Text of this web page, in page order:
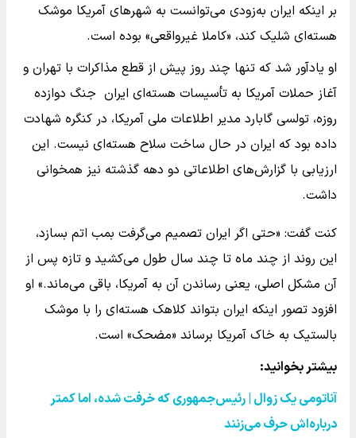
بر اینکه ایران به‌زودی می‌توانست به شهرهای آمریکا موشک
هسته‌ای شلیک کند، «کاملا غیرواقعی» بوده است.
او یادآور شد که تنها چند روز پیش از قطع مذاکرات با تهران و
آغاز حملات آمریکا به تأسیسات هسته‌ای ایران جنگ دوازده
روزه، تولسی گابارد مدیر اطلاعات ملی آمریکا، در کنگره شهادت
داده بود که ایران در حال ساخت سلاح هسته‌ای نیست. این
ارزیابی با گزارش‌های اطلاعاتی دو دهه گذشته نیز همخوانی
داشت.
کنت گفت: «حتی اگر ایران تصمیم می‌گرفت بمب اتم بسازد،
این روند از چند ماه تا چند سال طول می‌کشید و تازه پس از
آن مشکل اصلی، یعنی رساندن آن به آمریکا، باقی می‌ماند.» او
افزود تصور اینکه ایران بتواند کلاهک هسته‌ای را با موشک
بالستیک به خاک آمریکا برساند «مضحک» است.
بیشتر بخوانید:
آناتومی یک زوال | رئیس‌جمهوری که خرفت شده، اما کمتر
درباره‌اش حرف می‌زنند